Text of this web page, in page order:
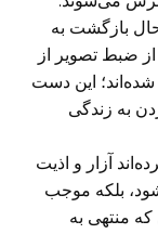
بازگشت به
از ضبط تصویر از
این دست
به زندگی
آزار و اذیت
بلکه موجب
منتهی به